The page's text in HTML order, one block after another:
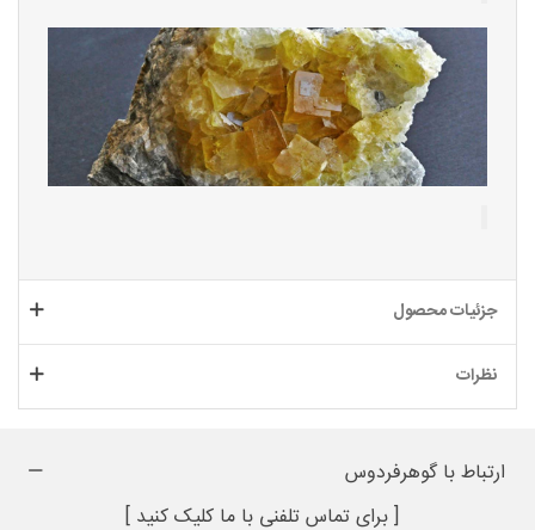
جزئیات محصول
نظرات
ارتباط با گوهرفردوس
[ برای تماس تلفنی با ما کلیک کنید ]